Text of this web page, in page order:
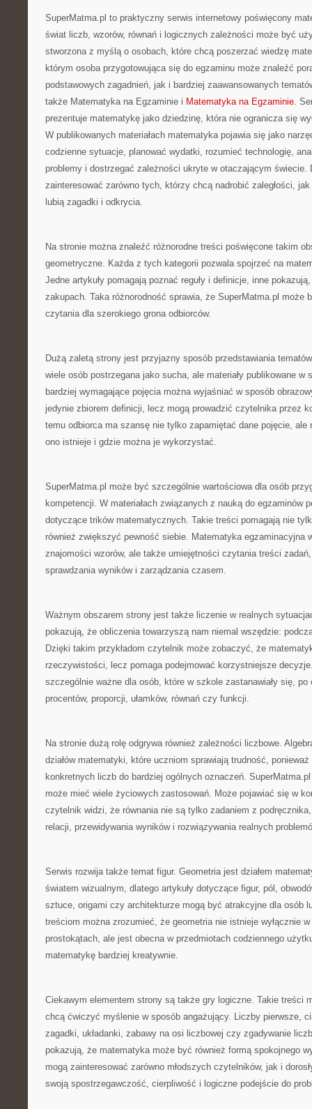
SuperMatma.pl to praktyczny serwis internetowy poświęcony
świat liczb, wzorów, równań i logicznych zależności może być
stworzona z myślą o osobach, które chcą poszerzać wiedzę
którym osoba przygotowująca się do egzaminu może znaleźć
podstawowych zagadnień, jak i bardziej zaawansowanych
także Matematyka na Egzaminie i Matematyka na Egzaminie.
prezentuje matematykę jako dziedzinę, która nie ogranicza się
W publikowanych materiałach matematyka pojawia się jako
codzienne sytuacje, planować wydatki, rozumieć technologię,
problemy i dostrzegać zależności ukryte w otaczającym świecie.
zainteresować zarówno tych, którzy chcą nadrobić zaległości,
lubią zagadki i odkrycia.
Na stronie można znaleźć różnorodne treści poświęcone takim
geometryczne. Każda z tych kategorii pozwala spojrzeć na
Jedne artykuły pomagają poznać reguły i definicje, inne
zakupach. Taka różnorodność sprawia, że SuperMatma.pl może
czytania dla szerokiego grona odbiorców.
Dużą zaletą strony jest przyjazny sposób przedstawiania
wiele osób postrzegana jako sucha, ale materiały publikowane w
bardziej wymagające pojęcia można wyjaśniać w sposób
jedynie zbiorem definicji, lecz mogą prowadzić czytelnika przez
temu odbiorca ma szansę nie tylko zapamiętać dane pojęcie, ale
ono istnieje i gdzie można je wykorzystać.
SuperMatma.pl może być szczególnie wartościowa dla osób
kompetencji. W materiałach związanych z nauką do egzaminów
dotyczące trików matematycznych. Takie treści pomagają nie
również zwiększyć pewność siebie. Matematyka egzaminacyjna
znajomości wzorów, ale także umiejętności czytania treści
sprawdzania wyników i zarządzania czasem.
Ważnym obszarem strony jest także liczenie w realnych
pokazują, że obliczenia towarzyszą nam niemal wszędzie:
Dzięki takim przykładom czytelnik może zobaczyć, że
rzeczywistości, lecz pomaga podejmować korzystniejsze
szczególnie ważne dla osób, które w szkole zastanawiały się, po
procentów, proporcji, ułamków, równań czy funkcji.
Na stronie dużą rolę odgrywa również zależności liczbowe.
działów matematyki, które uczniom sprawiają trudność,
konkretnych liczb do bardziej ogólnych oznaczeń.
może mieć wiele życiowych zastosowań. Może pojawiać się w
czytelnik widzi, że równania nie są tylko zadaniem z
relacji, przewidywania wyników i rozwiązywania realnych
Serwis rozwija także temat figur. Geometria jest działem
światem wizualnym, dlatego artykuły dotyczące figur, pól,
sztuce, origami czy architekturze mogą być atrakcyjne dla osób
treściom można zrozumieć, że geometria nie istnieje wyłącznie
prostokątach, ale jest obecna w przedmiotach codziennego
matematykę bardziej kreatywnie.
Ciekawym elementem strony są także gry logiczne. Takie treści
chcą ćwiczyć myślenie w sposób angażujący. Liczby pierwsze,
zagadki, układanki, zabawy na osi liczbowej czy zgadywanie
pokazują, że matematyka może być również formą spokojnego
mogą zainteresować zarówno młodszych czytelników, jak i
swoją spostrzegawczość, cierpliwość i logiczne podejście do